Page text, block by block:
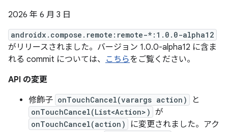
2026 年 6 月 3 日
androidx.compose.remote:remote-*:1.0.0-alpha12
がリリースされました。バージョン 1.0.0-alpha12 に含ま
れる commit については、 こちらをご覧ください。
API の変更
修飾子 onTouchCancel(varargs action) と
onTouchCancel(List<Action>) が
onTouchCancel(action)
に変更されました。アク